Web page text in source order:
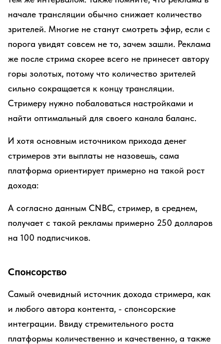
начале трансляции обычно снижает количество
зрителей. Многие не станут смотреть эфир, если с
порога увидят совсем не то, зачем зашли. Реклама
же после стрима скорее всего не принесет автору
горы золотых, потому что количество зрителей
сильно сокращается к концу трансляции.
Стримеру нужно побаловаться настройками и
найти оптимальный для своего канала баланс.
И хотя основным источником прихода денег
стримеров эти выплаты не назовешь, сама
платформа ориентирует примерно на такой рост
дохода:
А согласно данным CNBC, стример, в среднем,
получает с такой рекламы примерно 250 долларов
на 100 подписчиков.
Спонсорство
Самый очевидный источник дохода стримера, как
и любого автора контента, - спонсорские
интеграции. Ввиду стремительного роста
платформы количественно и качественно, а также